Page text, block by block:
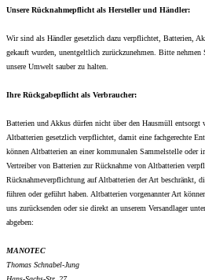
Unsere Rücknahmepflicht als Hersteller und Händler:
Wir sind als Händler gesetzlich dazu verpflichtet, Batterien,
gekauft wurden, unentgeltlich zurückzunehmen. Bitte nehmen
unsere Umwelt sauber zu halten.
Ihre Rückgabepflicht als Verbraucher:
Batterien und Akkus dürfen nicht über den Hausmüll entsorgt
Altbatterien gesetzlich verpflichtet, damit eine fachgerechte
können Altbatterien an einer kommunalen Sammelstelle oder
Vertreiber von Batterien zur Rücknahme von Altbatterien
Rücknahmeverpflichtung auf Altbatterien der Art beschränkt,
führen oder geführt haben. Altbatterien vorgenannter Art
uns zurücksenden oder sie direkt an unserem Versandlager
abgeben:
MANOTEC
Thomas Schnabel-Jung